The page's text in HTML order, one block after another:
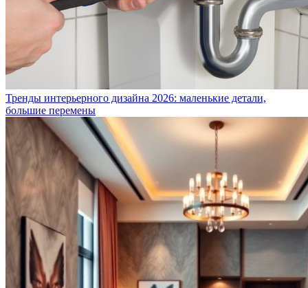
Тренды интерьерного дизайна 2026: маленькие детали,
большие перемены